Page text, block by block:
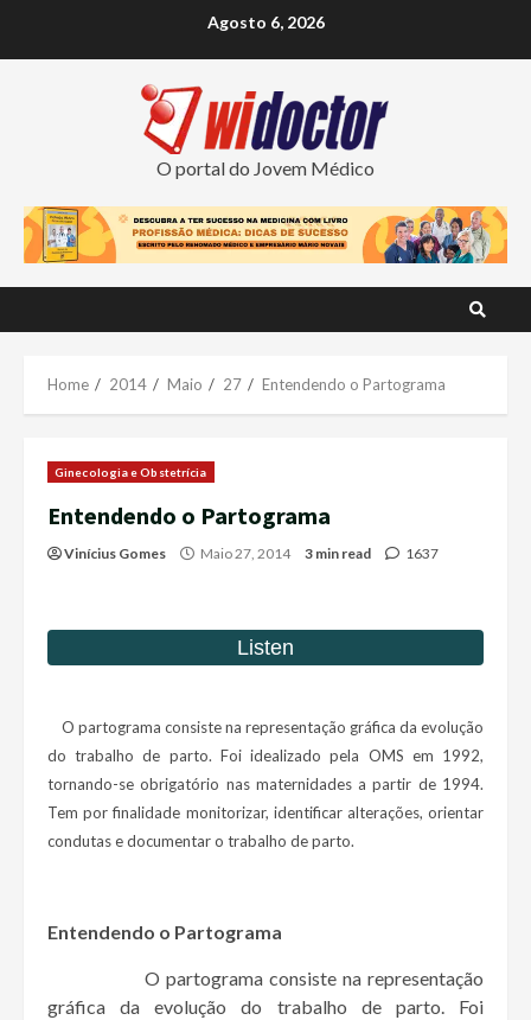
Agosto 6, 2026
O portal do Jovem Médico
Home 2014 Maio 27 Entendendo o Partograma
Ginecologia e Obstetrícia
Entendendo o Partograma
Vinícius Gomes Maio 27, 2014 3 min read 1637
O partograma consiste na representação gráfica da evolução
do trabalho de parto. Foi idealizado pela OMS em 1992,
tornando-se obrigatório nas maternidades a partir de 1994.
Tem por finalidade monitorizar, identificar alterações, orientar
condutas e documentar o trabalho de parto.
Entendendo o Partograma
O partograma consiste na representação
gráfica da evolução do trabalho de parto. Foi